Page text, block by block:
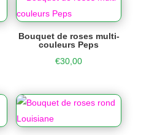
Bouquet de roses multi-
couleurs Peps
€30,00